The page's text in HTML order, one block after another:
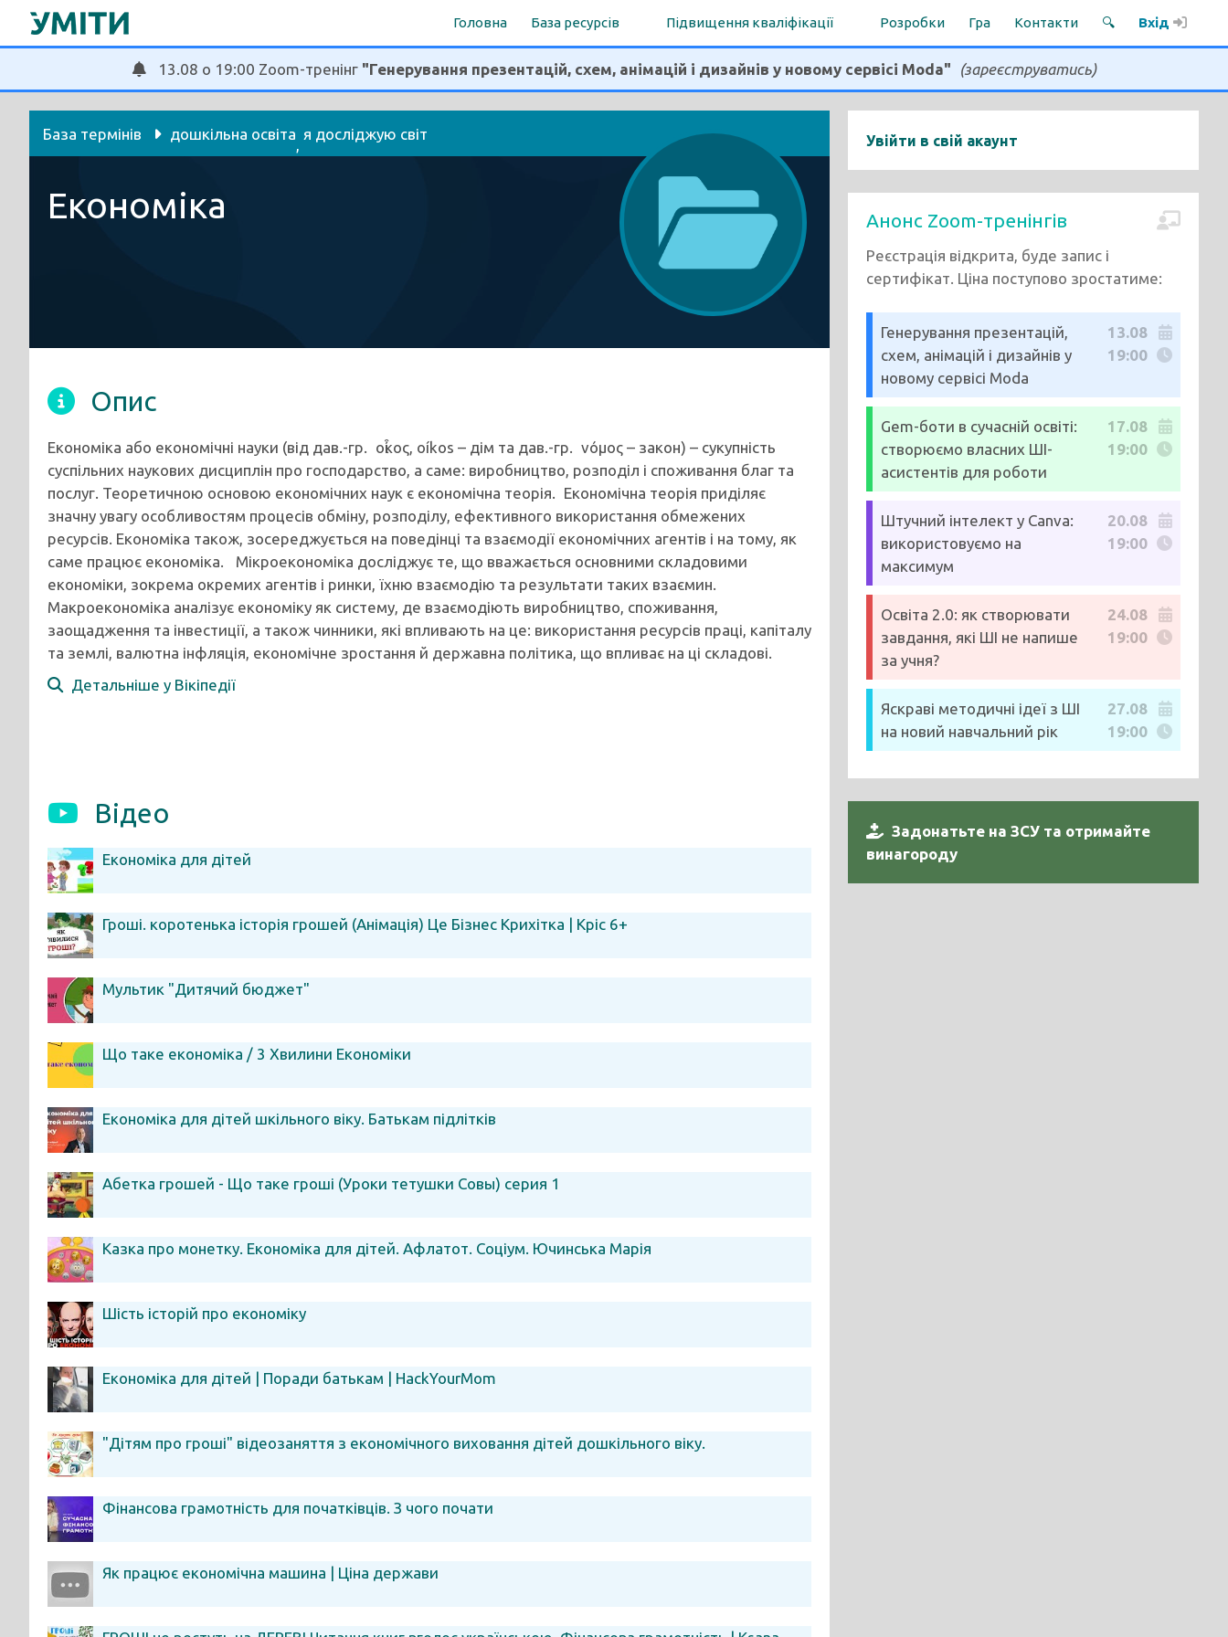
Перейти
Головна База ресурсів Підвищення кваліфікації Розробки Гра Контакти 🔍 Вхід
13.08 о 19:00 Zoom-тренінг "Генерування презентацій, схем, анімацій і дизайнів у новому сервісі Moda" (зареєструватись)
База термінів дошкільна освіта
,
я досліджую світ
Економіка
Опис
Економіка або економічні науки (від дав.-гр. οἶκος, oíkos – дім та дав.-гр. νόμος – закон) – сукупність
суспільних наукових дисциплін про господарство, а саме: виробництво, розподіл і споживання благ та
послуг. Теоретичною основою економічних наук є економічна теорія. Економічна теорія приділяє
значну увагу особливостям процесів обміну, розподілу, ефективного використання обмежених
ресурсів. Економіка також, зосереджується на поведінці та взаємодії економічних агентів і на тому, як
саме працює економіка. Мікроекономіка досліджує те, що вважається основними складовими
економіки, зокрема окремих агентів і ринки, їхню взаємодію та результати таких взаємин.
Макроекономіка аналізує економіку як систему, де взаємодіють виробництво, споживання,
заощадження та інвестиції, а також чинники, які впливають на це: використання ресурсів праці, капіталу
та землі, валютна інфляція, економічне зростання й державна політика, що впливає на ці складові.
Детальніше у Вікіпедії
Відео
Економіка для дітей
Гроші. коротенька історія грошей (Анімація) Це Бізнес Крихітка | Кріс 6+
Мультик "Дитячий бюджет"
Що таке економіка / 3 Хвилини Економіки
Економіка для дітей шкільного віку. Батькам підлітків
Абетка грошей - Що таке гроші (Уроки тетушки Совы) серия 1
Казка про монетку. Економіка для дітей. Афлатот. Соціум. Ючинська Марія
Шість історій про економіку
Економіка для дітей | Поради батькам | HackYourMom
"Дітям про гроші" відеозаняття з економічного виховання дітей дошкільного віку.
Фінансова грамотність для початківців. З чого почати
Як працює економічна машина | Ціна держави
Увійти в свій акаунт
Анонс Zoom-тренінгів
Реєстрація відкрита, буде запис і
сертифікат. Ціна поступово зростатиме:
Генерування презентацій,
схем, анімацій і дизайнів у
новому сервісі Moda
13.08
19:00
Gem-боти в сучасній освіті:
створюємо власних ШІ-
асистентів для роботи
17.08
19:00
Штучний інтелект у Canva:
використовуємо на
максимум
20.08
19:00
Освіта 2.0: як створювати
завдання, які ШІ не напише
за учня?
24.08
19:00
Яскраві методичні ідеї з ШІ
на новий навчальний рік
27.08
19:00
Задонатьте на ЗСУ та отримайте
винагороду